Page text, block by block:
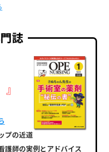
誌
プの近道
護師の実例とアドバイス